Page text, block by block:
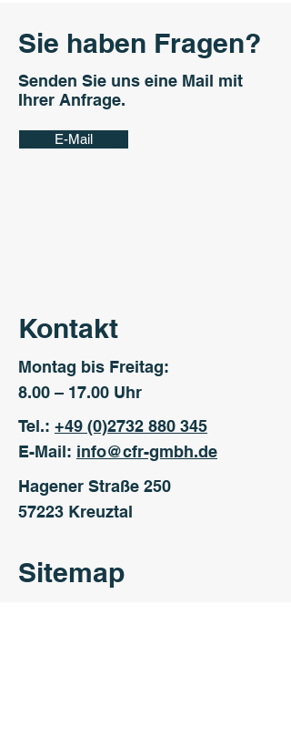
Sie haben Fragen?
Senden Sie uns eine Mail mit
Ihrer Anfrage.
E-Mail
Kontakt
Montag bis Freitag:
8.00 – 17.00 Uhr
Tel.: +49 (0)2732 880 345
E-Mail: info@cfr-gmbh.de
Hagener Straße 250
57223 Kreuztal
Sitemap